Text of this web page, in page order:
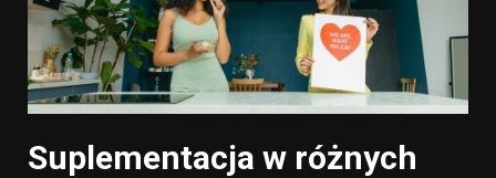
Suplementacja w różnych